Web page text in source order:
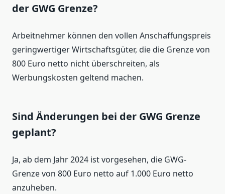
der GWG Grenze?
Arbeitnehmer können den vollen Anschaffungspreis
geringwertiger Wirtschaftsgüter, die die Grenze von
800 Euro netto nicht überschreiten, als
Werbungskosten geltend machen.
Sind Änderungen bei der GWG Grenze
geplant?
Ja, ab dem Jahr 2024 ist vorgesehen, die GWG-
Grenze von 800 Euro netto auf 1.000 Euro netto
anzuheben.